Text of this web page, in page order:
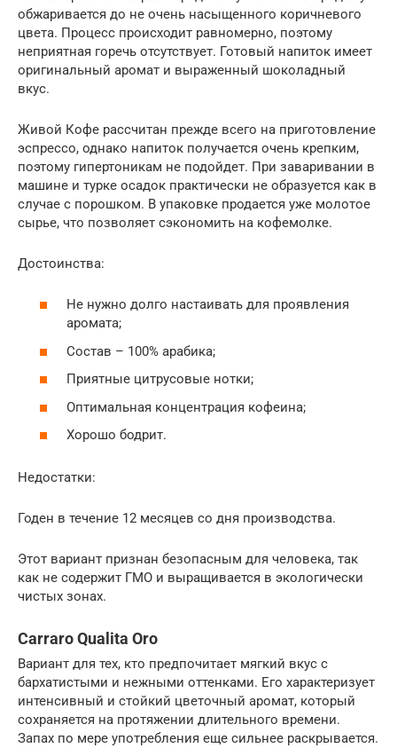
обжаривается до не очень насыщенного коричневого
цвета. Процесс происходит равномерно, поэтому
неприятная горечь отсутствует. Готовый напиток имеет
оригинальный аромат и выраженный шоколадный
вкус.
Живой Кофе рассчитан прежде всего на приготовление
эспрессо, однако напиток получается очень крепким,
поэтому гипертоникам не подойдет. При заваривании в
машине и турке осадок практически не образуется как в
случае с порошком. В упаковке продается уже молотое
сырье, что позволяет сэкономить на кофемолке.
Достоинства:
Не нужно долго настаивать для проявления
аромата;
Состав – 100% арабика;
Приятные цитрусовые нотки;
Оптимальная концентрация кофеина;
Хорошо бодрит.
Недостатки:
Годен в течение 12 месяцев со дня производства.
Этот вариант признан безопасным для человека, так
как не содержит ГМО и выращивается в экологически
чистых зонах.
Carraro Qualita Oro
Вариант для тех, кто предпочитает мягкий вкус с
бархатистыми и нежными оттенками. Его характеризует
интенсивный и стойкий цветочный аромат, который
сохраняется на протяжении длительного времени.
Запах по мере употребления еще сильнее раскрывается.